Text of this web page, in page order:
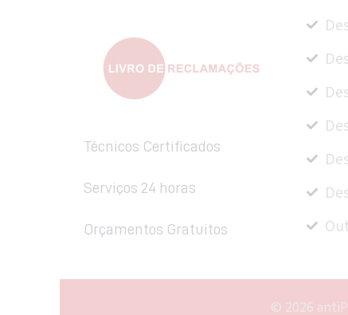
Técnicos Certificados
Serviços 24 horas
Orçamentos Gratuitos
© 2026